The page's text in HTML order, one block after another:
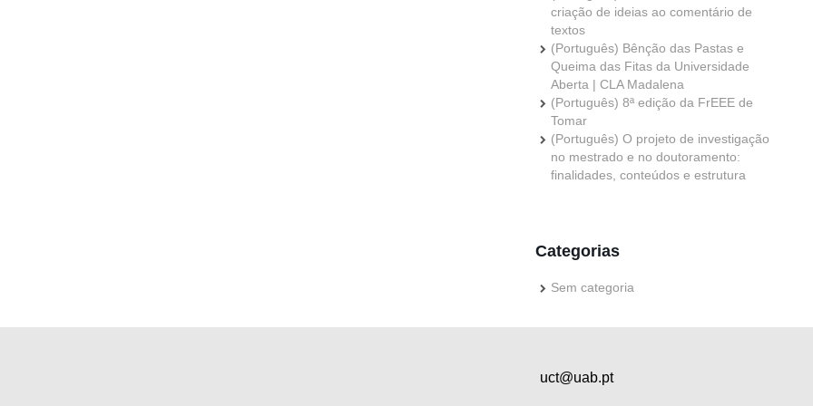
criação de ideias ao comentário de
textos
(Português) Bênção das Pastas e
Queima das Fitas da Universidade
Aberta | CLA Madalena
(Português) 8ª edição da FrEEE de
Tomar
(Português) O projeto de investigação
no mestrado e no doutoramento:
finalidades, conteúdos e estrutura
Categorias
Sem categoria
uct@uab.pt